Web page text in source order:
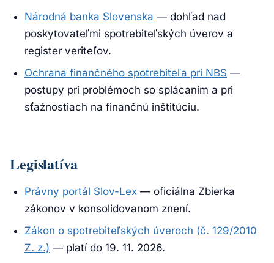
Národná banka Slovenska — dohľad nad
poskytovateľmi spotrebiteľských úverov a
register veriteľov.
Ochrana finančného spotrebiteľa pri NBS —
postupy pri problémoch so splácaním a pri
sťažnostiach na finančnú inštitúciu.
Legislatíva
Právny portál Slov-Lex — oficiálna Zbierka
zákonov v konsolidovanom znení.
Zákon o spotrebiteľských úveroch (č. 129/2010
Z. z.) — platí do 19. 11. 2026.